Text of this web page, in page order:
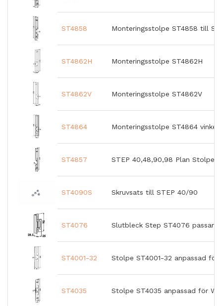
ST4858 Monteringsstolpe ST4858 till
ST4862H Monteringsstolpe ST4862H
ST4862V Monteringsstolpe ST4862V
ST4864 Monteringsstolpe ST4864 vinkel
ST4857 STEP 40,48,90,98 Plan Stolpe
ST4090S Skruvsats till STEP 40/90
ST4076 Slutbleck Step ST4076 passar
ST4001-32 Stolpe ST4001-32 anpassad
ST4035 Stolpe ST4035 anpassad för